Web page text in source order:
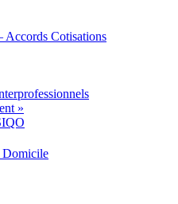
Accords Cotisations
»
Domicile